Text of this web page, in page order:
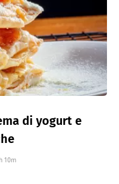
di yogurt e
10m